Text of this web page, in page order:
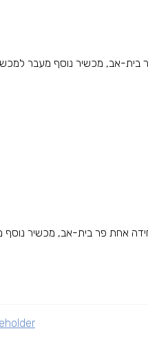
אב, מכשיר נוסף מעבר למכשיר
אחת פר בית-אב, מכשיר נוסף